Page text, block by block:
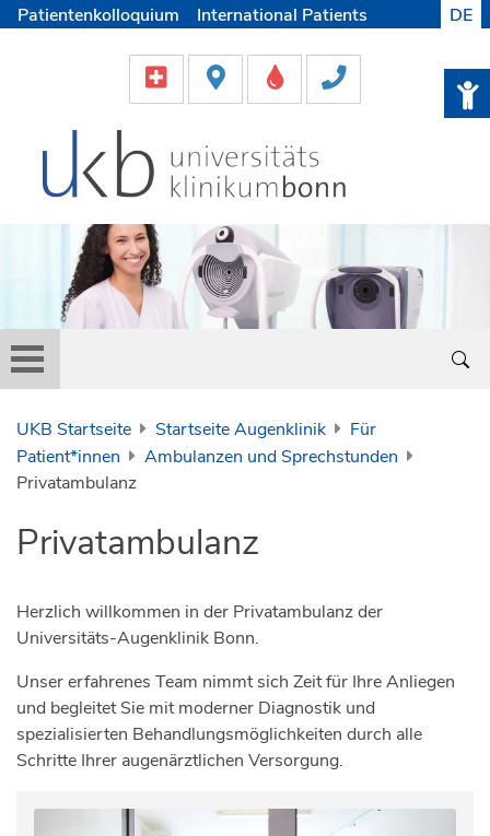
Patientenkolloquium
International Patients
Helfen & Spenden
Medien
DE
UKB Startseite Startseite Augenklinik
Für
Patient*innen
Ambulanzen und Sprechstunden
Privatambulanz
Privatambulanz
Herzlich willkommen in der Privatambulanz der
Universitäts-Augenklinik Bonn.
Unser erfahrenes Team nimmt sich Zeit für Ihre Anliegen
und begleitet Sie mit moderner Diagnostik und
spezialisierten Behandlungsmöglichkeiten durch alle
Schritte Ihrer augenärztlichen Versorgung.